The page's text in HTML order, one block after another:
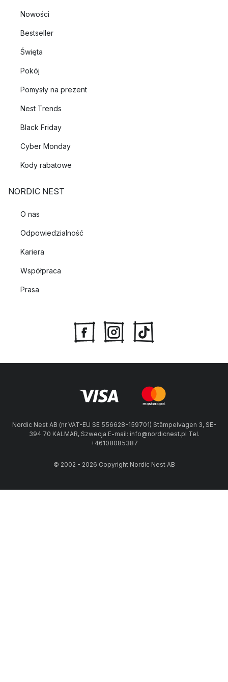
Nowości
Bestseller
Święta
Pokój
Pomysły na prezent
Nest Trends
Black Friday
Cyber Monday
Kody rabatowe
NORDIC NEST
O nas
Odpowiedzialność
Kariera
Współpraca
Prasa
Nordic Nest AB (nr VAT-EU SE 556628-159701) Stämpelvägen 3, SE-
394 70 KALMAR, Szwecja E-mail: info@nordicnest.pl Tel.
+46108085387
© 2002 - 2026 Copyright Nordic Nest AB